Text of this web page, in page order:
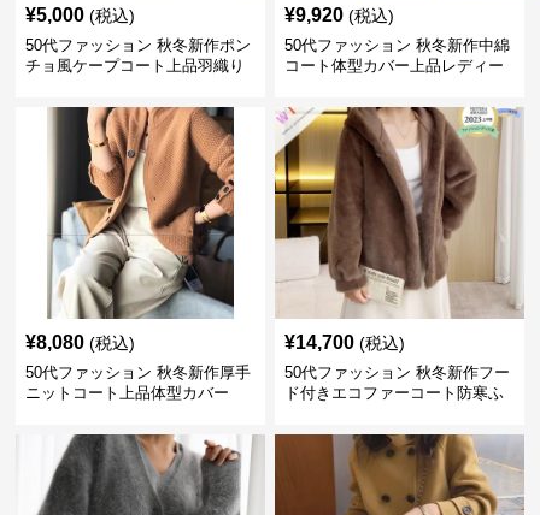
¥5,000 (税込)
50代ファッション 秋冬新作ポン
チョ風ケープコート上品羽織り
¥9,920 (税込)
50代ファッション 秋冬新作中綿
コート体型カバー上品レディー
¥8,080 (税込)
50代ファッション 秋冬新作厚手
ニットコート上品体型カバー
¥14,700 (税込)
50代ファッション 秋冬新作フー
ド付きエコファーコート防寒ふ